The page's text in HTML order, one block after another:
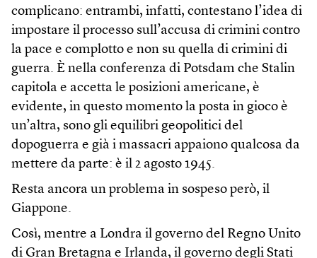
complicano: entrambi, infatti, contestano l’idea di
impostare il processo sull’accusa di crimini contro
la pace e complotto e non su quella di crimini di
guerra. È nella conferenza di Potsdam che Stalin
capitola e accetta le posizioni americane, è
evidente, in questo momento la posta in gioco è
un’altra, sono gli equilibri geopolitici del
dopoguerra e già i massacri appaiono qualcosa da
mettere da parte: è il 2 agosto 1945.
Resta ancora un problema in sospeso però, il
Giappone.
Così, mentre a Londra il governo del Regno Unito
di Gran Bretagna e Irlanda, il governo degli Stati